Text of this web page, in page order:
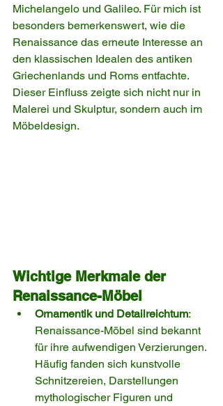
Michelangelo und Galileo. Für mich ist
besonders bemerkenswert, wie die
Renaissance das erneute Interesse an
den klassischen Idealen des antiken
Griechenlands und Roms entfachte.
Dieser Einfluss zeigte sich nicht nur in
Malerei und Skulptur, sondern auch im
Möbeldesign.
Wichtige Merkmale der
Renaissance-Möbel
Ornamentik und Detailreichtum:
Renaissance-Möbel sind bekannt
für ihre aufwendigen Verzierungen.
Häufig fanden sich kunstvolle
Schnitzereien, Darstellungen
mythologischer Figuren und